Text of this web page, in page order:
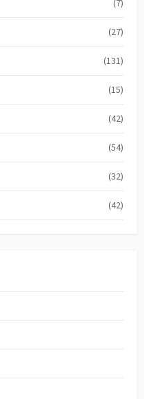
(7)
(27)
(131)
(15)
(42)
(54)
(32)
(42)